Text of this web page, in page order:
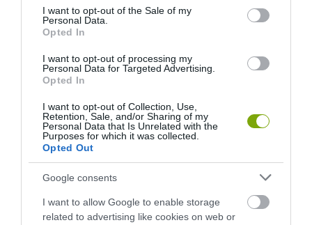
consent section.
I want to opt-out of the Sale of my
Personal Data.
Opted In
I want to opt-out of processing my
Personal Data for Targeted Advertising.
Opted In
I want to opt-out of Collection, Use,
Retention, Sale, and/or Sharing of my
Personal Data that Is Unrelated with the
Purposes for which it was collected.
Opted Out
Google consents
I want to allow Google to enable storage
related to advertising like cookies on web or